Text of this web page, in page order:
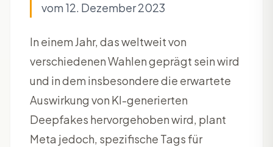
vom 12. Dezember 2023
In einem Jahr, das weltweit von
verschiedenen Wahlen geprägt sein wird
und in dem insbesondere die erwartete
Auswirkung von KI-generierten
Deepfakes hervorgehoben wird, plant
Meta jedoch, spezifische Tags für